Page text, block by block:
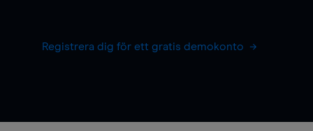
Registrera dig för ett gratis demokonto